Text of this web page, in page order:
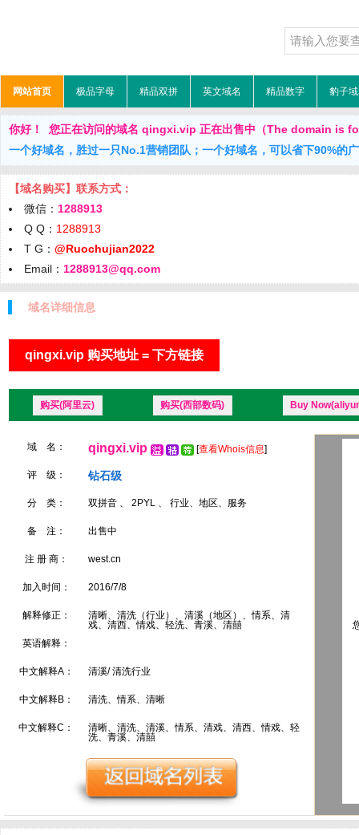
网站首页 极品字母 精品双拼 英文域名 精品数字 豹子
你好！ 您正在访问的域名 qingxi.vip 正在出售中（The domain is
一个好域名，胜过一只No.1营销团队；一个好域名，可以省下90%的
【域名购买】联系方式：
微信： 1288913
Q Q： 1288913
T G： @Ruochujian2022
Email： 1288913@qq.com
域名详细信息
qingxi.vip 购买地址 = 下方链接
购买(阿里云) 购买(西部数码) Buy
域 名： qingxi.vip [查看Whois信息]
评 级： 钻石级
分 类： 双拼音 、 2PYL 、 行业、地区、服务
备 注： 出售中
注 册 商： west.cn
加入时间： 2016/7/8
解释修正：
清晰、清洗（行业）、清溪（地区）、情系、清
戏、清西、情戏、轻洗、青溪、清囍
英语解释：
中文解释A： 清溪/ 清洗行业
中文解释B： 清洗、情系、清晰
中文解释C：
清晰、清洗、清溪、情系、清戏、清西、情戏、轻
洗、青溪、清囍